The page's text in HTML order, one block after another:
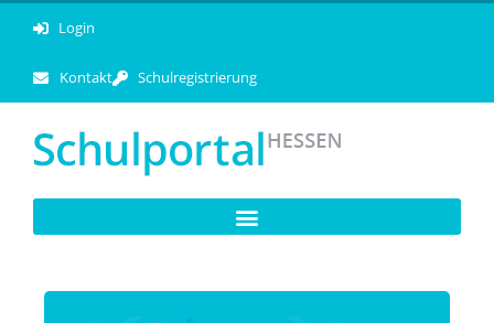
Login
Kontakt Schulregistrierung